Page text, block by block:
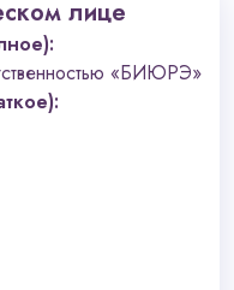
лице
«БИЮРЭ»